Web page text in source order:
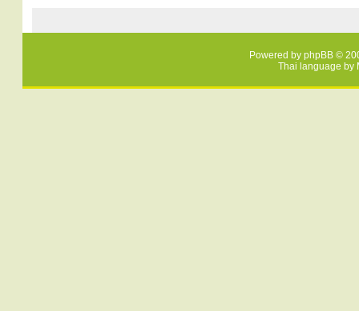
Powered by phpBB ©
Thai language by